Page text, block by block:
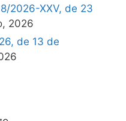
2026-XXV, de 23
2026
de 13 de